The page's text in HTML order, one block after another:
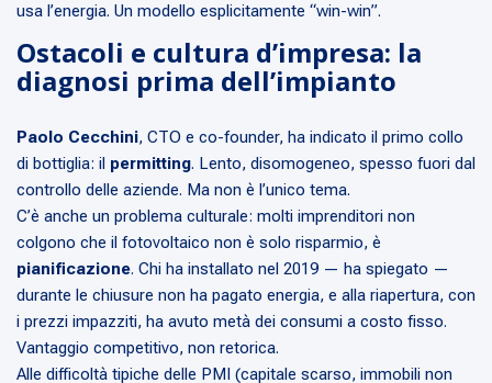
usa l’energia. Un modello esplicitamente “win-win”.
Ostacoli e cultura d’impresa: la
diagnosi prima dell’impianto
Paolo Cecchini, CTO e co-founder, ha indicato il primo collo
di bottiglia: il permitting. Lento, disomogeneo, spesso fuori dal
controllo delle aziende. Ma non è l’unico tema.
C’è anche un problema culturale: molti imprenditori non
colgono che il fotovoltaico non è solo risparmio, è
pianificazione. Chi ha installato nel 2019 — ha spiegato —
durante le chiusure non ha pagato energia, e alla riapertura, con
i prezzi impazziti, ha avuto metà dei consumi a costo fisso.
Vantaggio competitivo, non retorica.
Alle difficoltà tipiche delle PMI (capitale scarso, immobili non